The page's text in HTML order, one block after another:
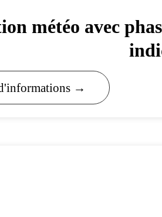
météo avec
→